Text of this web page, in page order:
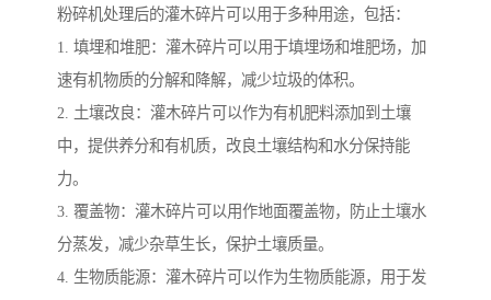
粉碎机处理后的灌木碎片可以用于多种用途，包括：
1. 填埋和堆肥：灌木碎片可以用于填埋场和堆肥场，加
速有机物质的分解和降解，减少垃圾的体积。
2. 土壤改良：灌木碎片可以作为有机肥料添加到土壤
中，提供养分和有机质，改良土壤结构和水分保持能
力。
3. 覆盖物：灌木碎片可以用作地面覆盖物，防止土壤水
分蒸发，减少杂草生长，保护土壤质量。
4. 生物质能源：灌木碎片可以作为生物质能源，用于发